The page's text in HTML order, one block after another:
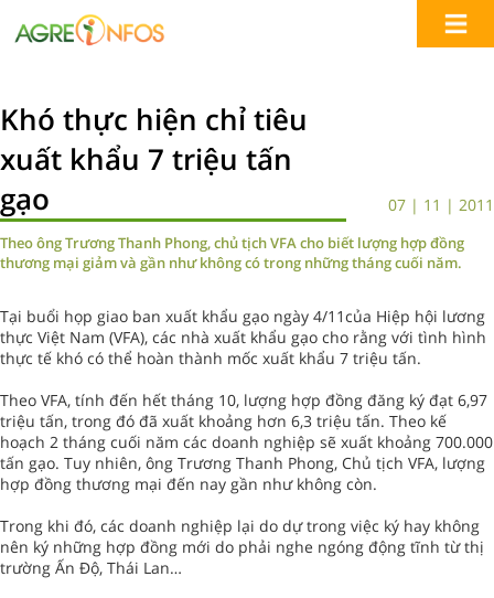
Khó thực hiện chỉ tiêu
xuất khẩu 7 triệu tấn
gạo
07 | 11 | 2011
Theo ông Trương Thanh Phong, chủ tịch VFA cho biết lượng hợp đồng
thương mại giảm và gần như không có trong những tháng cuối năm.
Tại buổi họp giao ban xuất khẩu gạo ngày 4/11của Hiệp hội lương
thực Việt Nam (VFA), các nhà xuất khẩu gạo cho rằng với tình hình
thực tế khó có thể hoàn thành mốc xuất khẩu 7 triệu tấn.
Theo VFA, tính đến hết tháng 10, lượng hợp đồng đăng ký đạt 6,97
triệu tấn, trong đó đã xuất khoảng hơn 6,3 triệu tấn. Theo kế
hoạch 2 tháng cuối năm các doanh nghiệp sẽ xuất khoảng 700.000
tấn gạo. Tuy nhiên, ông Trương Thanh Phong, Chủ tịch VFA, lượng
hợp đồng thương mại đến nay gần như không còn.
Trong khi đó, các doanh nghiệp lại do dự trong việc ký hay không
nên ký những hợp đồng mới do phải nghe ngóng động tĩnh từ thị
trường Ấn Độ, Thái Lan…